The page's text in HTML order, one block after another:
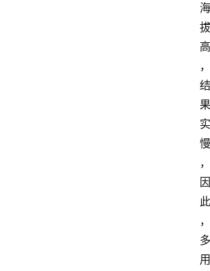
海
拔
高
，
结
果
实
慢
，
因
此
，
多
用